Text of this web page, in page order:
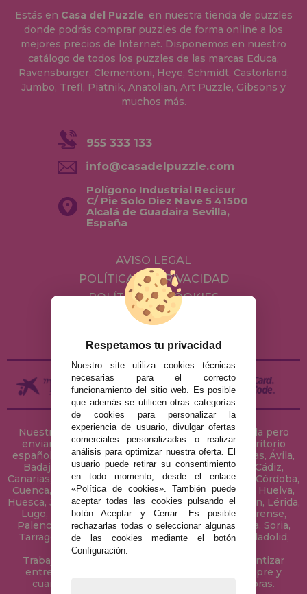
Estás en Casa del Puzzle, en nuestra tienda de puzzles
donde podrás comprar puzzles de forma online a los
mejores precios de Internet. Disponemos en nuestro
catálogo de todos los puzzles de las marcas Educa,
Ravensburger, Clementoni, Heye, Schmidt, Castorland,
Jumbo, Trefl, Piatnik, Anatolian, Art Puzzle, Gibsons y
muchos más.
955 333 133
info@casadelpuzzle.com
Polígono Industrial Recisur
C/ Pie Solo Diez Nave 5 41500
Alcalá de Guadaira Sevilla,
España
AVISO LEGAL
POLÍTICA DE PRIVACIDAD
POLÍTICA DE COOKIES
ENVÍOS Y DEVOLUCIONES
Nuestra tienda de puzzles está ubicada en Sevilla pero
enviamos tus puzzles a cualquier ciudad del territorio
español: Álava, Albacete, Alicante, Almería, Asturias, Ávila,
Badajoz, Baleares, Barcelona, Burgos, Cáceres, Cádiz,
Canarias, Cantabria, Castellón, Ceuta, Ciudad Real, Córdoba,
Cuenca, Gerona, Granada, Guadalajara, Guipúzcoa, Huelva,
Huesca, Jaén, La Coruña, La Rioja, Las Palmas, Leon, Lérida,
Lugo, Madrid, Málaga, Melilla, Murcia, Navarra, Orense,
Palencia, Pontevedra, Salamanca, Segovia, Sevilla, Soria,
Tarragona, Tenerife, Teruel, Toledo, Valencia, Valladolid,
Vizcaya, Zamora y Zaragoza.
Trabajamos con Stocks permanentes para garantizar
entregas rápidas en territorio peninsular, siempre y
cuando el pedido se realice antes de las 18 horas.
Respetamos tu privacidad
Nuestro site utiliza cookies técnicas
necesarias para el correcto
funcionamiento del sitio web. Es posible
que además se utilicen otras categorías
de cookies para personalizar la
experiencia de usuario, divulgar ofertas
comerciales personalizadas o realizar
análisis para optimizar nuestra oferta. El
usuario puede retirar su consentimiento
en todo momento, desde el enlace
«Política de cookies». También puede
aceptar todas las cookies pulsando el
botón Aceptar y Cerrar. Es posible
rechazarlas todas o seleccionar algunas
de las cookies mediante el botón
Configuración.